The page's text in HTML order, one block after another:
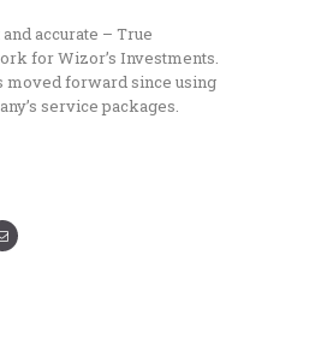
accurate – True
for Wizor’s Investments.
moved forward since using
service packages.